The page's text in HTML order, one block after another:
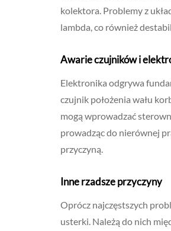
kolektora. Problemy z
lambda, co również
Awarie czujników i
Elektronika odgrywa
czujnik położenia wału
mogą wprowadzać
prowadząc do nierównej
przyczyną.
Inne rzadsze przyczyny
Oprócz najczęstszych
usterki. Należą do nich